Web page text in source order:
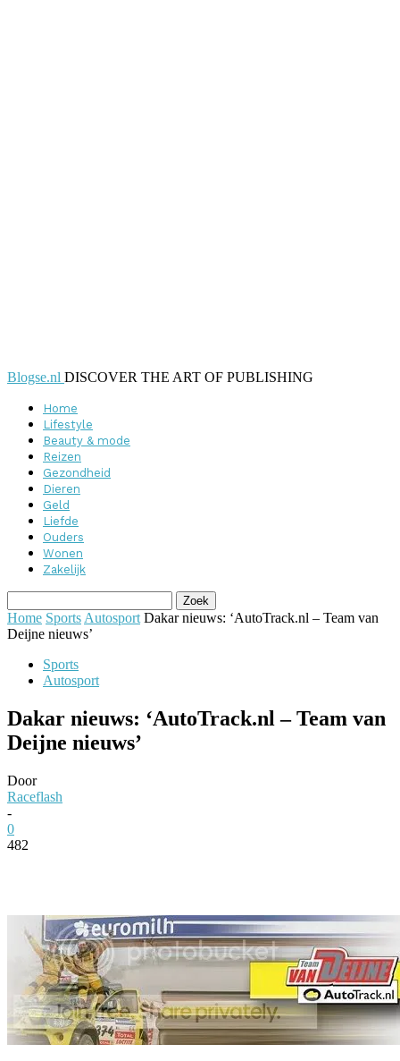
Blogse.nl DISCOVER THE ART OF PUBLISHING
Home
Lifestyle
Beauty & mode
Reizen
Gezondheid
Dieren
Geld
Liefde
Ouders
Wonen
Zakelijk
Home Sports Autosport Dakar nieuws: ‘AutoTrack.nl – Team van
Deijne nieuws’
Sports
Autosport
Dakar nieuws: ‘AutoTrack.nl – Team van
Deijne nieuws’
Door
Raceflash
-
0
482